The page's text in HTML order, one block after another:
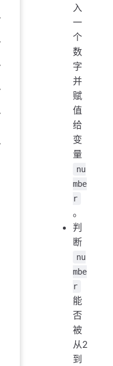
入
一
个
数
字
并
赋
值
给
变
量
nu
mbe
r
。
判
断
nu
mbe
r
能
否
被
从2
到